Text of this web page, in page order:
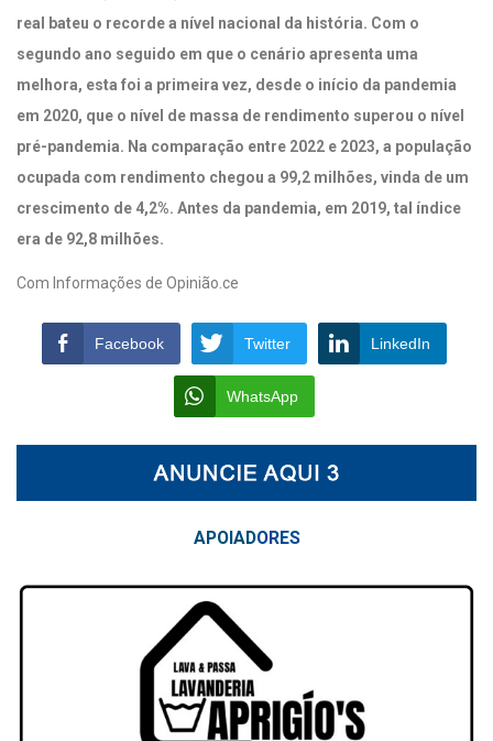
real bateu o recorde a nível nacional da história. Com o
segundo ano seguido em que o cenário apresenta uma
melhora, esta foi a primeira vez, desde o início da pandemia
em 2020, que o nível de massa de rendimento superou o nível
pré-pandemia. Na comparação entre 2022 e 2023, a população
ocupada com rendimento chegou a 99,2 milhões, vinda de um
crescimento de 4,2%. Antes da pandemia, em 2019, tal índice
era de 92,8 milhões.
Com Informações de Opinião.ce
Facebook Twitter LinkedIn
WhatsApp
APOIADORES